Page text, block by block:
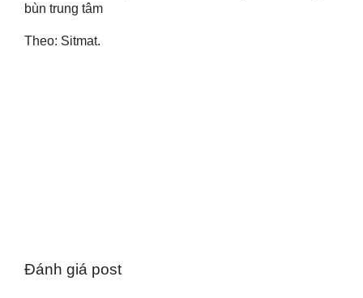
bùn trung tâm
Theo: Sitmat.
Đánh giá post